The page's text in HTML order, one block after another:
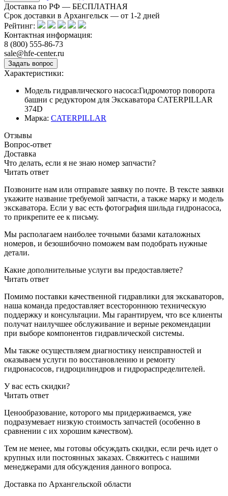
Доставка по РФ — БЕСПЛАТНАЯ
Срок доставки в Архангельск — от 1-2 дней
Рейтинг:
Контактная информация:
8 (800) 555-86-73
sale@hfe-center.ru
Характеристики:
Модель гидравлического насоса:Гидромотор поворота
башни с редуктором для Экскаватора CATERPILLAR
374D
Марка: CATERPILLAR
Отзывы
Вопрос-ответ
Доставка
Что делать, если я не знаю номер запчасти?
Читать ответ
Позвоните нам или отправьте заявку по почте. В тексте заявки
укажите название требуемой запчасти, а также марку и модель
экскаватора. Если у вас есть фотография шильда гидронасоса,
то прикрепите ее к письму.
Мы располагаем наиболее точными базами каталожных
номеров, и безошибочно поможем вам подобрать нужные
детали.
Какие дополнительные услуги вы предоставляете?
Читать ответ
Помимо поставки качественной гидравлики для экскаваторов,
наша команда предоставляет всестороннюю техническую
поддержку и консультации. Мы гарантируем, что все клиенты
получат наилучшее обслуживание и верные рекомендации
при выборе компонентов гидравлической системы.
Мы также осуществляем диагностику неисправностей и
оказываем услуги по восстановлению и ремонту
гидронасосов, гидроцилиндров и гидрораспределителей.
У вас есть скидки?
Читать ответ
Ценообразование, которого мы придерживаемся, уже
подразумевает низкую стоимость запчастей (особенно в
сравнении с их хорошим качеством).
Тем не менее, мы готовы обсуждать скидки, если речь идет о
крупных или постоянных заказах. Свяжитесь с нашими
менеджерами для обсуждения данного вопроса.
Доставка по Архангельской области